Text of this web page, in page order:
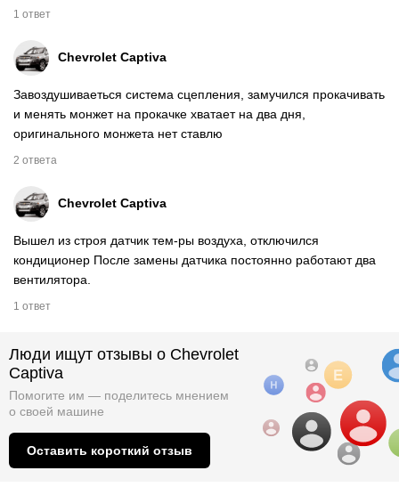
1 ответ
Chevrolet Captiva
Завоздушиваеться система сцепления, замучился прокачивать
и менять монжет на прокачке хватает на два дня,
оригинального монжета нет ставлю
2 ответа
Chevrolet Captiva
Вышел из строя датчик тем-ры воздуха, отключился
кондиционер После замены датчика постоянно работают два
вентилятора.
1 ответ
Люди ищут отзывы о Chevrolet
Captiva
Помогите им — поделитесь мнением
о своей машине
Оставить короткий отзыв